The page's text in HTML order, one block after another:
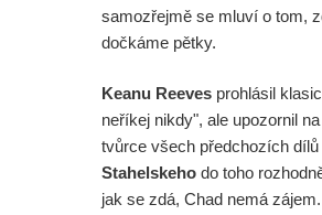
samozřejmě se mluví o tom,
dočkáme pětky.
Keanu Reeves prohlásil
neříkej nikdy", ale upozornil
tvůrce všech předchozích dílů
Stahelskeho do toho
jak se zdá, Chad nemá